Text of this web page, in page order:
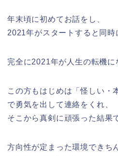
年末頃に初めてお話をし、
2021年がスタートすると同時
完全に2021年が人生の転機に
この方もはじめは「怪しい・
で勇気を出して連絡をくれ、
そこから真剣に頑張った結果
方向性が定まった環境できち